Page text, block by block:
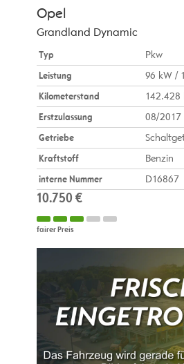
Opel
Grandland Dynamic
Typ
Pkw
Leistung
96 kW /
Kilometerstand
142.428
Erstzulassung
08/2017
Getriebe
Kraftstoff
Benzin
interne Nummer
D16867
10.750 €
fairer Preis